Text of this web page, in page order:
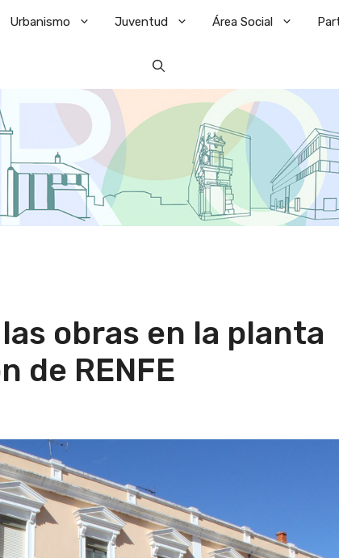
Urbanismo Juventud Área Social
obras en la planta
de RENFE